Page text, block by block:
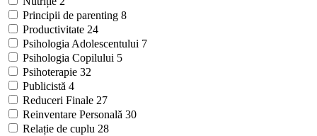
Principii de parenting 8
Productivitate 24
Psihologia Adolescentului 7
Psihologia Copilului 5
Psihoterapie 32
Publicistă 4
Reduceri Finale 27
Reinventare Personală 30
Relație de cuplu 28